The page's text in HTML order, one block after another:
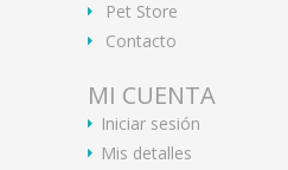
Pet Store
Contacto
MI CUENTA
Iniciar sesión
Mis detalles